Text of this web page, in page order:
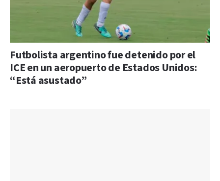
Futbolista argentino fue detenido por el
ICE en un aeropuerto de Estados Unidos:
“Está asustado”